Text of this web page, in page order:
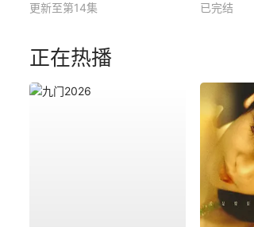
更新至第14集
已完结
正在热播